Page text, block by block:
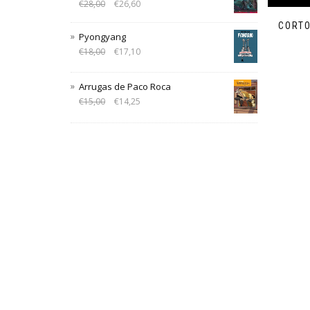
€28,00 €26,60
Pyongyang
€18,00 €17,10
Arrugas de Paco Roca
€15,00 €14,25